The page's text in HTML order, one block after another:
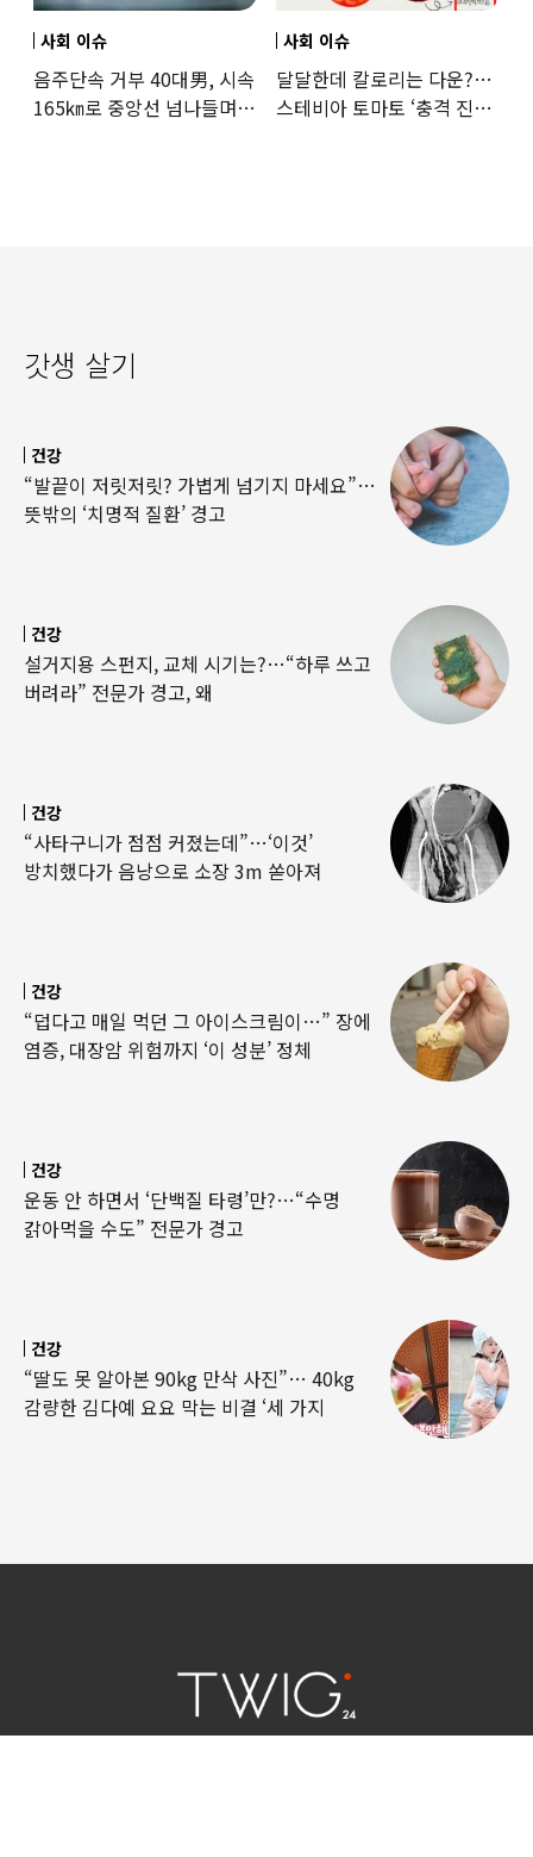
사회 이슈
음주단속 거부 40대男, 시속
165㎞로 중앙선 넘나들며
사회 이슈
달달한데 칼로리는 다운?…
스테비아 토마토 ‘충격 진실’
갓생 살기
건강
“발끝이 저릿저릿? 가볍게 넘기지 마세요”…
뜻밖의 ‘치명적 질환’ 경고
건강
설거지용 스펀지, 교체 시기는?…“하루 쓰고
버려라” 전문가 경고, 왜
건강
“사타구니가 점점 커졌는데”…‘이것’
방치했다가 음낭으로 소장 3m 쏟아져
건강
“덥다고 매일 먹던 그 아이스크림이…” 장에
염증, 대장암 위험까지 ‘이 성분’ 정체
건강
운동 안 하면서 ‘단백질 타령’만?…“수명
갉아먹을 수도” 전문가 경고
건강
“딸도 못 알아본 90kg 만삭 사진”… 40kg
감량한 김다예 요요 막는 비결 ‘세 가지